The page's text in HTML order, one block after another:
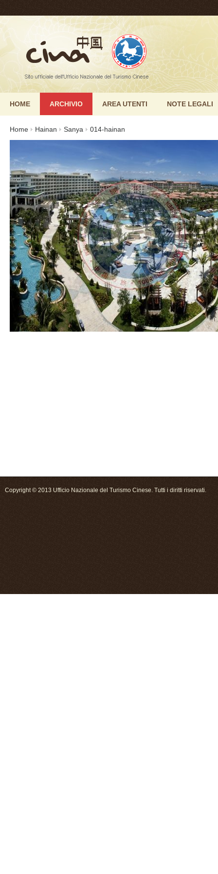
HOME ARCHIVIO AREA UTENTI NOTE LEGALI
Home Hainan Sanya 014-hainan
Copyright © 2013 Ufficio Nazionale del Turismo Cinese. Tutti i diritti riservati.